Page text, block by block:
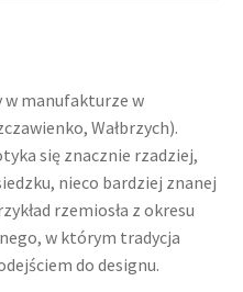
w manufakturze w
Wałbrzych).
się znacznie rzadziej,
nieco bardziej znanej
rzemiosła z okresu
w którym tradycja
do designu.